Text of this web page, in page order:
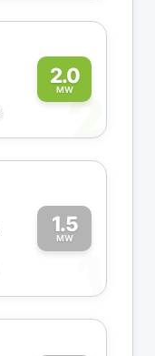
2.0
MW2
1.5
MW
1